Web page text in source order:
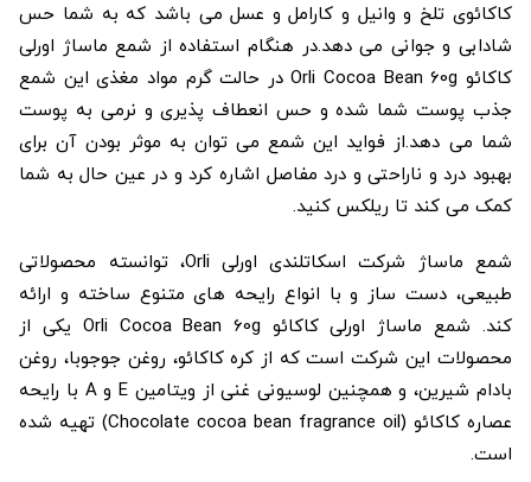
کاکائوی تلخ و وانیل و کارامل و عسل می باشد که به شما حس
شادابی و جوانی می دهد.در هنگام استفاده از شمع ماساژ اورلی
کاکائو Orli Cocoa Bean 60g در حالت گرم مواد مغذی این شمع
جذب پوست شما شده و حس انعطاف پذیری و نرمی به پوست
شما می دهد.از فواید این شمع می توان به موثر بودن آن برای
بهبود درد و ناراحتی و درد مفاصل اشاره کرد و در عین حال به شما
کمک می کند تا ریلکس کنید.
شمع ماساژ شرکت اسکاتلندی اورلی Orli، توانسته محصولاتی
طبیعی، دست ساز و با انواع رایحه های متنوع ساخته و ارائه
کند. شمع ماساژ اورلی کاکائو Orli Cocoa Bean 60g یکی از
محصولات این شرکت است که از کره کاکائو، روغن جوجوبا، روغن
بادام شیرین، و همچنین لوسیونی غنی از ویتامین E و A با رایحه
عصاره کاکائو (Chocolate cocoa bean fragrance oil) تهیه شده
است.